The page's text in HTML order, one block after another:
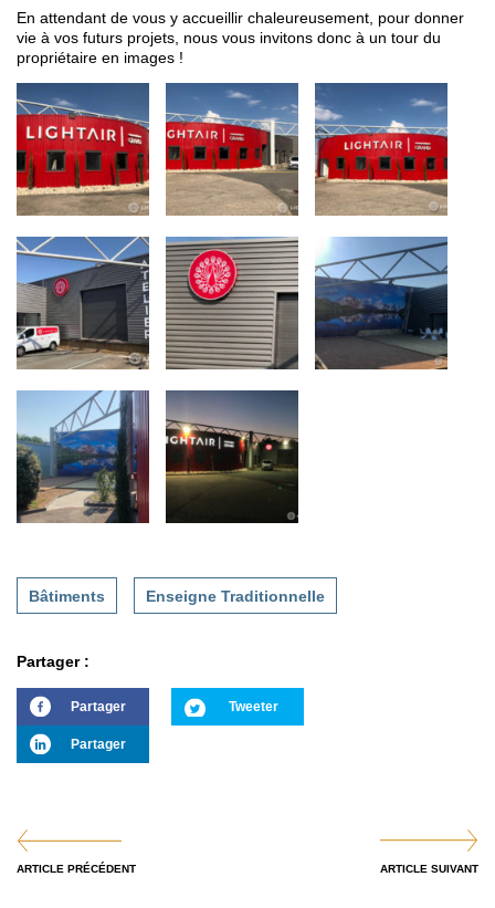
En attendant de vous y accueillir chaleureusement, pour donner
vie à vos futurs projets, nous vous invitons donc à un tour du
propriétaire en images !
Bâtiments Enseigne Traditionnelle
Partager :
Partager Tweeter
Partager
ARTICLE PRÉCÉDENT ARTICLE SUIVANT